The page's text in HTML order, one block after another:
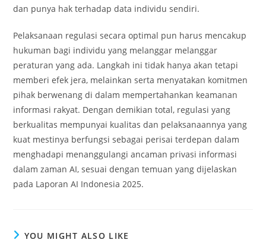
dan punya hak terhadap data individu sendiri.
Pelaksanaan regulasi secara optimal pun harus mencakup
hukuman bagi individu yang melanggar melanggar
peraturan yang ada. Langkah ini tidak hanya akan tetapi
memberi efek jera, melainkan serta menyatakan komitmen
pihak berwenang di dalam mempertahankan keamanan
informasi rakyat. Dengan demikian total, regulasi yang
berkualitas mempunyai kualitas dan pelaksanaannya yang
kuat mestinya berfungsi sebagai perisai terdepan dalam
menghadapi menanggulangi ancaman privasi informasi
dalam zaman AI, sesuai dengan temuan yang dijelaskan
pada Laporan AI Indonesia 2025.
YOU MIGHT ALSO LIKE